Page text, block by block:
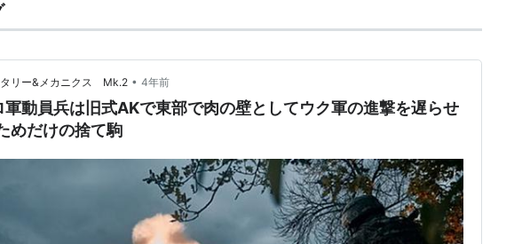
タリー&メカニクス Mk.2 • 4年前
軍動員兵は旧式AKで東部で肉の壁としてウク軍の進撃を遅らせ
めだけの捨て駒